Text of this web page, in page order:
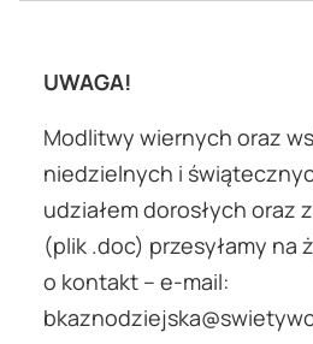
UWAGA!
Modlitwy wiernych oraz
niedzielnych i
udziałem dorosłych oraz
(plik .doc) przesyłamy na
o kontakt – e-mail: